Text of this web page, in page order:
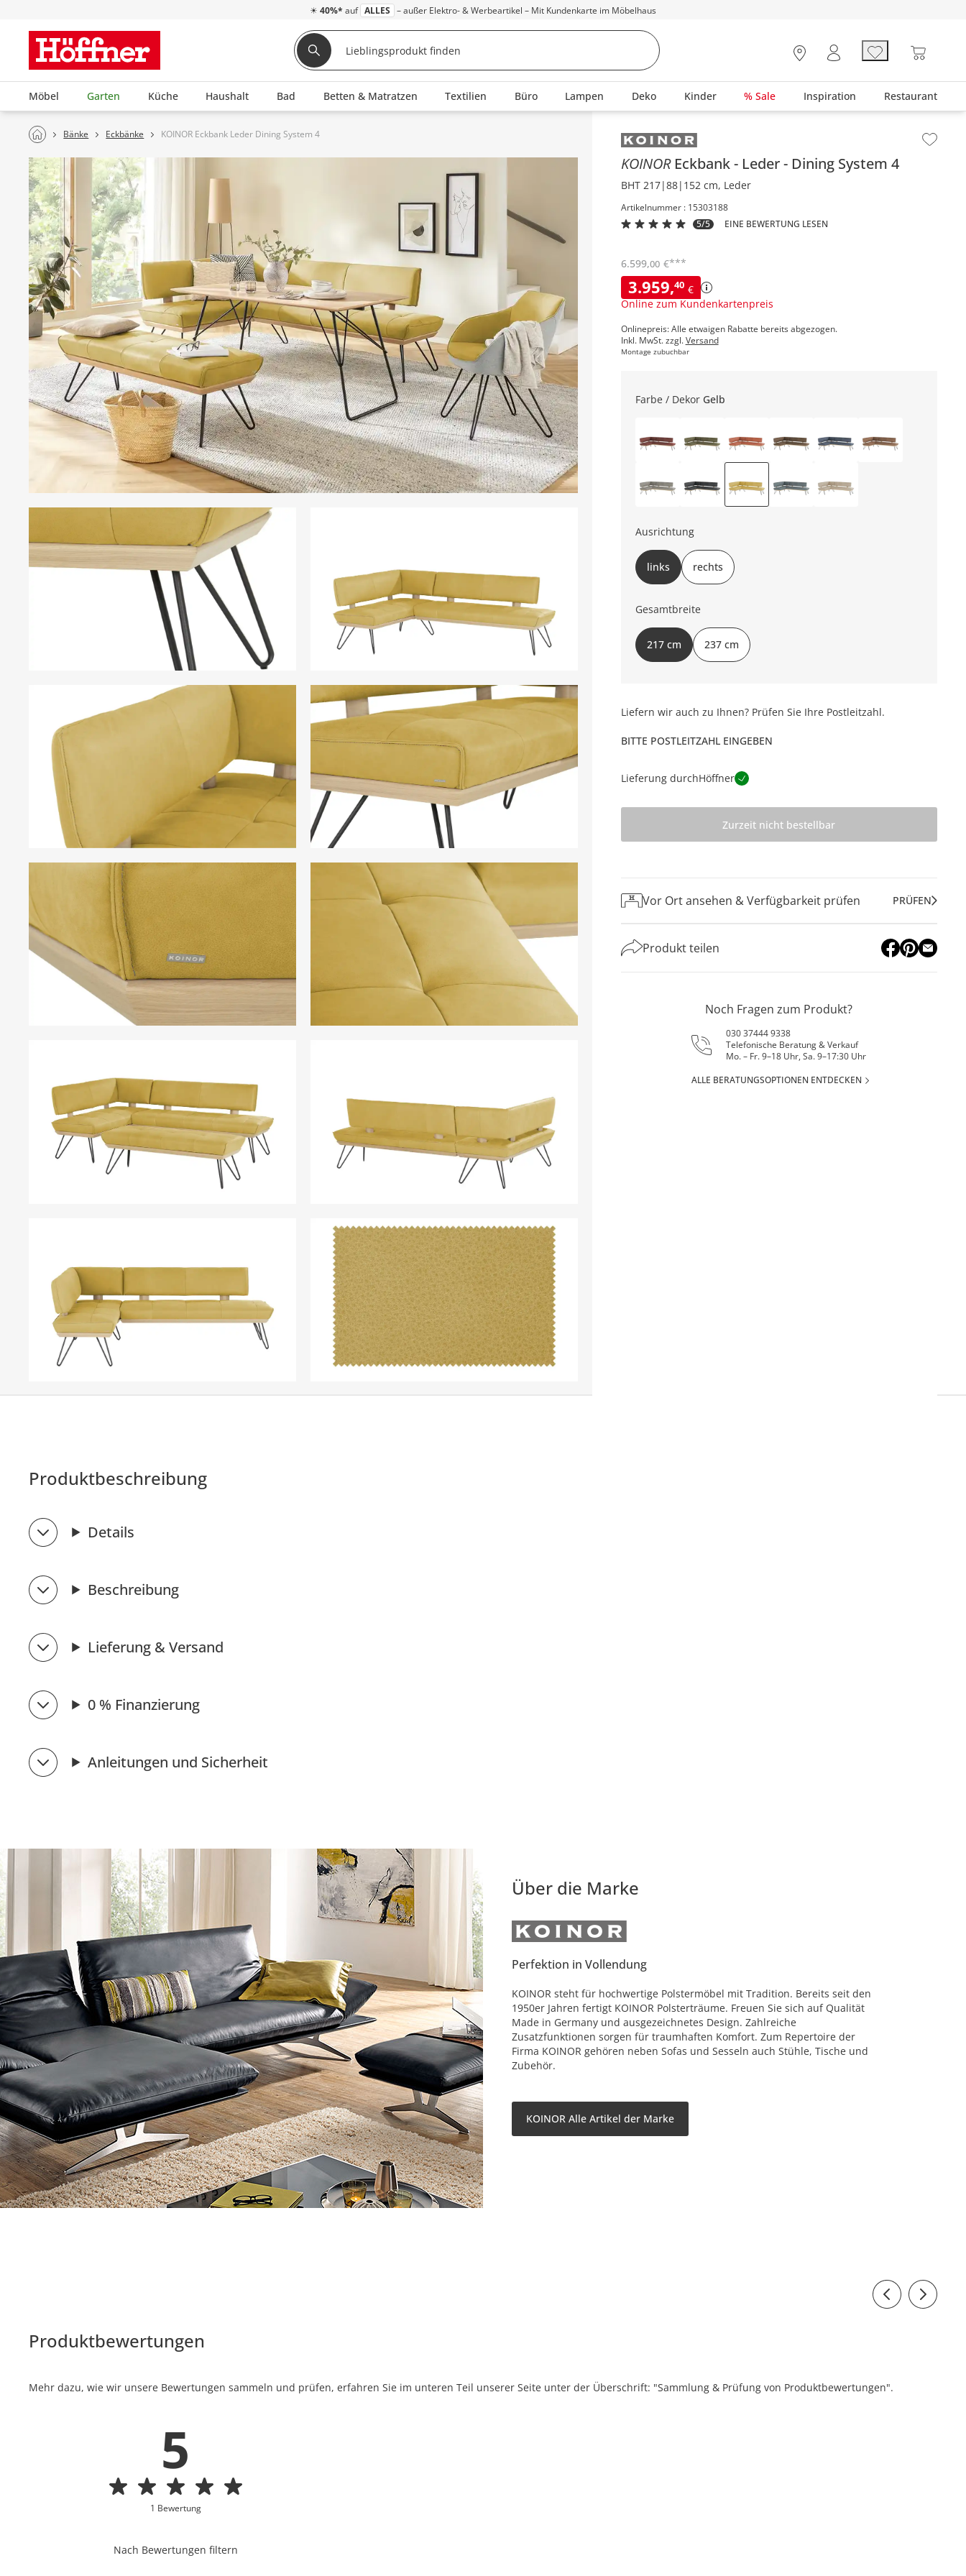
☀ 40%* auf ALLES – außer Elektro- & Werbeartikel – Mit Kundenkarte im Möbelhaus
Möbel Garten Küche Haushalt Bad Betten & Matratzen Textilien Büro Lampen Deko Kinder % Sale Inspiration Restaurant
Bänke Eckbänke KOINOR Eckbank Leder Dining System 4 Inhalt der Seitenleiste überspringen - Zum Seitenende
KOINOR Eckbank Leder Dining System 4
BHT 217|88|152 cm, Leder
Artikelnummer : 15303188
5/5
EINE BEWERTUNG LESEN
3.959,40 €
Online zum Kundenkartenpreis
6.599,00 €***
Onlinepreis: Alle etwaigen Rabatte bereits abgezogen.
Inkl. MwSt. zzgl.Versand
Montage zubuchbar
Farbe / Dekor Gelb
Ausrichtung
links rechts
Gesamtbreite
217 cm 237 cm
Liefern wir auch zu Ihnen? Prüfen Sie Ihre Postleitzahl.
BITTE POSTLEITZAHL EINGEBEN
Lieferung durchHöffner
Zurzeit nicht bestellbar
Vor Ort ansehen & Verfügbarkeit prüfen PRÜFEN
Produkt teilen
Noch Fragen zum Produkt?
030 37444 9338
Telefonische Beratung & Verkauf
Mo. – Fr. 9–18 Uhr, Sa. 9–17:30 Uhr
ALLE BERATUNGSOPTIONEN ENTDECKEN
Produktbeschreibung
Details
Beschreibung
Lieferung & Versand
0 % Finanzierung
Anleitungen und Sicherheit
Über die Marke
Perfektion in Vollendung
KOINOR steht für hochwertige Polstermöbel mit Tradition. Bereits seit den
1950er Jahren fertigt KOINOR Polsterträume. Freuen Sie sich auf Qualität
Made in Germany und ausgezeichnetes Design. Zahlreiche
Zusatzfunktionen sorgen für traumhaften Komfort. Zum Repertoire der
Firma KOINOR gehören neben Sofas und Sesseln auch Stühle, Tische und
Zubehör.
KOINOR Alle Artikel der Marke
Produktbewertungen
Mehr dazu, wie wir unsere Bewertungen sammeln und prüfen, erfahren Sie im unteren Teil unserer Seite unter der Überschrift: "Sammlung & Prüfung von Produktbewertungen".
5
1 Bewertung
Nach Bewertungen filtern